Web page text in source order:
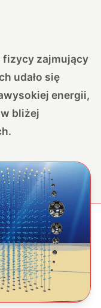
fizycy zajmujący
udało się
energii,
bliżej